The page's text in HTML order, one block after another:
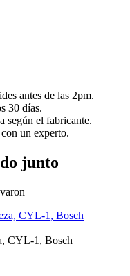
antes de las 2pm.
30 días.
según el fabricante.
un experto.
junto
CYL-1, Bosch